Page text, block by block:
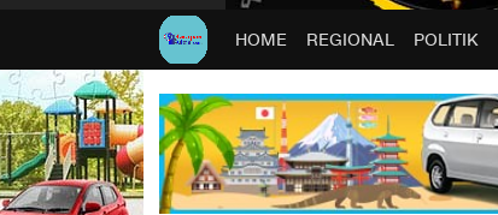
HOME REGIONAL POLITIK